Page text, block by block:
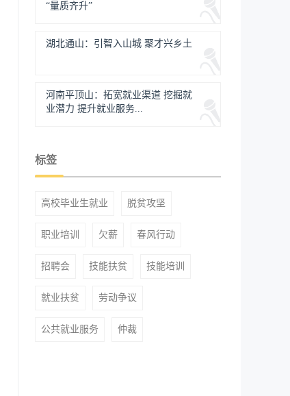
“量质齐升”
湖北通山：引智入山城 聚才兴乡土
河南平顶山：拓宽就业渠道 挖掘就
业潜力 提升就业服务...
标签
高校毕业生就业 脱贫攻坚
职业培训 欠薪 春风行动
招聘会 技能扶贫 技能培训
就业扶贫 劳动争议
公共就业服务 仲裁